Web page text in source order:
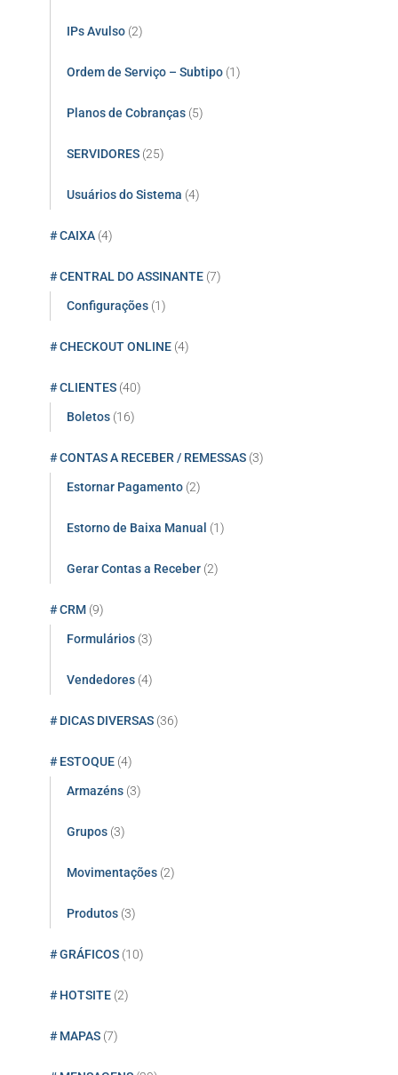
IPs Avulso (2)
Ordem de Serviço – Subtipo (1)
Planos de Cobranças (5)
SERVIDORES (25)
Usuários do Sistema (4)
# CAIXA (4)
# CENTRAL DO ASSINANTE (7)
Configurações (1)
# CHECKOUT ONLINE (4)
# CLIENTES (40)
Boletos (16)
# CONTAS A RECEBER / REMESSAS (3)
Estornar Pagamento (2)
Estorno de Baixa Manual (1)
Gerar Contas a Receber (2)
# CRM (9)
Formulários (3)
Vendedores (4)
# DICAS DIVERSAS (36)
# ESTOQUE (4)
Armazéns (3)
Grupos (3)
Movimentações (2)
Produtos (3)
# GRÁFICOS (10)
# HOTSITE (2)
# MAPAS (7)